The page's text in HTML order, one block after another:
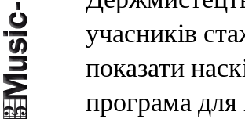
учасників
показати
програма